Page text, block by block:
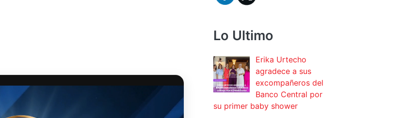
Lo Ultimo
Erika Urtecho
agradece a sus
excompañeros del
Banco Central por
su primer baby shower